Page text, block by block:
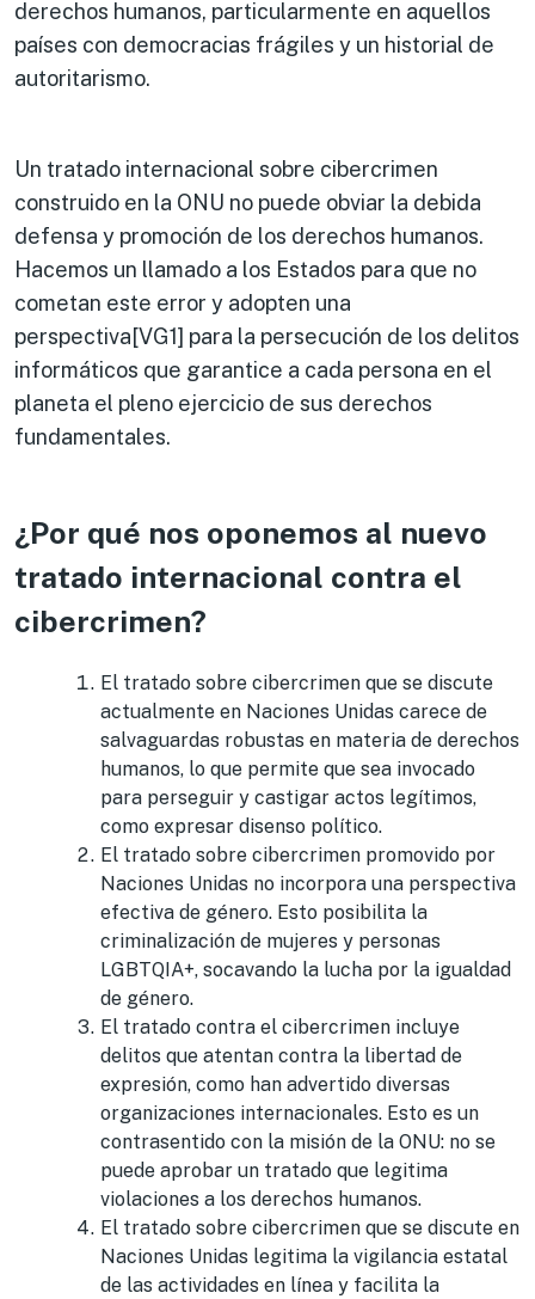
derechos humanos, particularmente en aquellos
países con democracias frágiles y un historial de
autoritarismo.
Un tratado internacional sobre cibercrimen
construido en la ONU no puede obviar la debida
defensa y promoción de los derechos humanos.
Hacemos un llamado a los Estados para que no
cometan este error y adopten una
perspectiva[VG1] para la persecución de los delitos
informáticos que garantice a cada persona en el
planeta el pleno ejercicio de sus derechos
fundamentales.
¿Por qué nos oponemos al nuevo
tratado internacional contra el
cibercrimen?
El tratado sobre cibercrimen que se discute
actualmente en Naciones Unidas carece de
salvaguardas robustas en materia de derechos
humanos, lo que permite que sea invocado
para perseguir y castigar actos legítimos,
como expresar disenso político.
El tratado sobre cibercrimen promovido por
Naciones Unidas no incorpora una perspectiva
efectiva de género. Esto posibilita la
criminalización de mujeres y personas
LGBTQIA+, socavando la lucha por la igualdad
de género.
El tratado contra el cibercrimen incluye
delitos que atentan contra la libertad de
expresión, como han advertido diversas
organizaciones internacionales. Esto es un
contrasentido con la misión de la ONU: no se
puede aprobar un tratado que legitima
violaciones a los derechos humanos.
El tratado sobre cibercrimen que se discute en
Naciones Unidas legitima la vigilancia estatal
de las actividades en línea y facilita la